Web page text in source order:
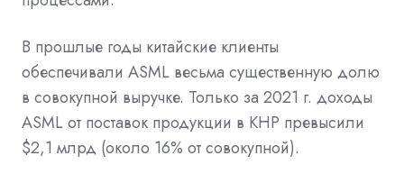
В прошлые годы китайские клиенты
обеспечивали ASML весьма существенную долю
в совокупной выручке. Только за 2021 г. доходы
ASML от поставок продукции в КНР превысили
$2,1 млрд (около 16% от совокупной).